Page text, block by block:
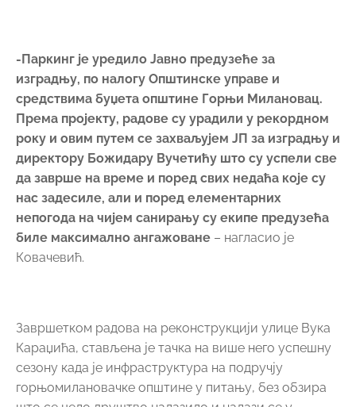
-Паркинг је уредило Јавно предузеће за
изградњу, по налогу Општинске управе и
средствима буџета општине Горњи Милановац.
Према пројекту, радове су урадили у рекордном
року и овим путем се захваљујем ЈП за изградњу и
директору Божидару Вучетићу што су успели све
да заврше на време и поред свих недаћа које су
нас задесиле, али и поред елементарних
непогода на чијем санирању су екипе предузећа
биле максимално ангажоване – нагласио је
Ковачевић.
Завршетком радова на реконструкцији улице Вука
Караџића, стављена је тачка на више него успешну
сезону када је инфраструктура на подручју
горњомилановачке општине у питању, без обзира